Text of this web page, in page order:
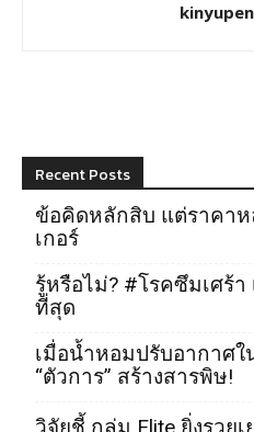
Recent Posts
ข้อคิดหลักสิบ แต่ราคา
เกอร์
รู้หรือไม่? #โรคซึมเศร้
ที่สุด
เมื่อน้ำหอมปรับอากาศ
“ตัวการ” สร้างสารพิษ!